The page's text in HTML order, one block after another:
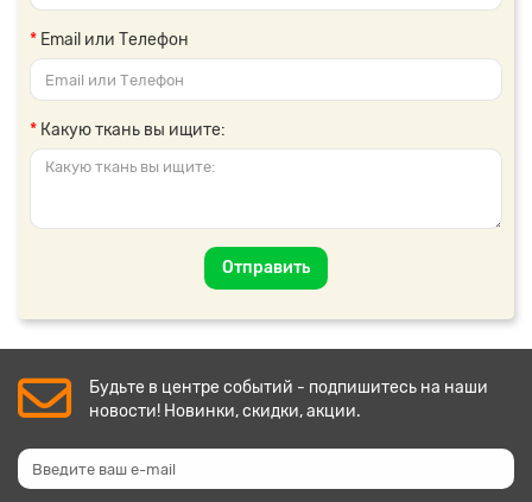
Email или Телефон
Какую ткань вы ищите:
Отправить
Будьте в центре событий - подпишитесь на наши
новости! Новинки, скидки, акции.